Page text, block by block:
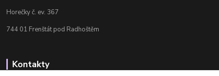
Horečky č. ev. 367
744 01 Frenštát pod Radhoštěm
Kontakty